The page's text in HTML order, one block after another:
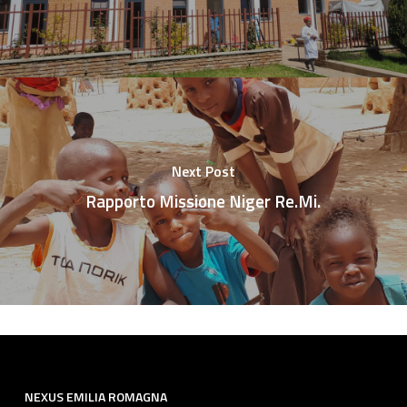
Next Post
Rapporto Missione Niger Re.Mi.
NEXUS EMILIA ROMAGNA